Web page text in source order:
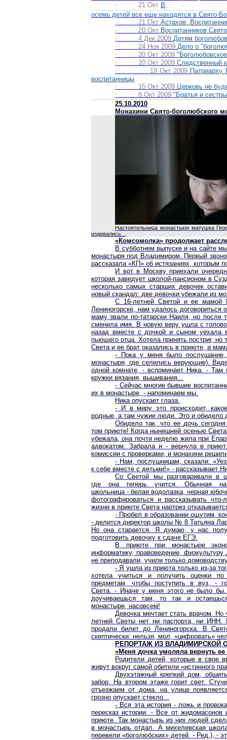
·
21Окт В
осемь детей все еще находятся в Свято-
·
21 Окт Астахов:
·
20 Окт Воспитанников
·
4 Дек 2009 Детям
·
24 Ноя 2009 Дело о
·
20 Окт 2009
·
20 Окт 2009 Следственный
·
19 Окт 2009 Патриарху
воспитанницы
·
15 Окт 2009 Церковь не
·
8 Окт 2009 "Братья и
25.10.2010
Монахини Свято-боголюбского
Настоятельница монастыря матушка
издевались...
«Комсомолка» продолжает
В субботнем выпуске и на сайте
монастыря под Владимиром. Первый
рассказала «КП» об истязаниях, которым
И вот в Москву приехали
которая заведует школой-пансионом в
несколько самых старших девочек
новый скандал: две девочки убежали из
С 16-летней Светой и ее мамой
Лениногорске, нам удалось
маму звали по-татарски Наиля, но после
сменила имя. В новую веру ушла с
назад вместе с дочкой и сыном уехала
пьющего отца. Хотела принять постриг, но
Света и ее брат оказались в приюте, а
- Пока у меня было послушание,
монастыря, где селились верующие).
одной комнате, - вспоминает Ника. -
кружки вязания, вышивания...
- Сейчас многие бывшие
их в монастыре, - напоминаем мы.
Ника опускает глаза.
- И в миру это происходит,
родные, а там чужие люди. Это и обидело
Обидело так, что ее дочь
том приюте! Когда нынешней осенью
убежала, она почти неделю жила при
адвокатом. Забрала и - вернула в
комиссии с проверками, и монахини
- Нам, послушницам, сказали:
к себе вместе с детьми!» - рассказывает
Со Светой мы разговаривали в
где она теперь учится. Обычная
школьница - белая водолазка, черная
фотографироваться и рассказывать что-
жизни в приюте Света наотрез
- Пробел в образовании ощутим,
- делится директор школы № 8 Татьяна
Но она старается. Я думаю, у нас
подготовить девочку к сдаче ЕГЭ.
В приюте при монастыре
информатику, правоведение, физкультуру
не преподавали, учили только
- Я ушла из приюта только из-за
хотела учиться и получить оценки
предметам, чтобы поступить в вуз, -
Света. - Иначе у меня этого не было
доучиваешься там, то так и
монастыре, насовсем!
Девочка мечтает стать врачом.
летней Светы нет ни паспорта, ни ИНН.
продали билет до Лениногорска. В
скептически: нельзя, мол, «цифровать»
РЕПОРТАЖ ИЗ ВЛАДИМИРСКОЙ
«Меня дочка умоляла вернуть
Родители детей, которые в свое
живут вокруг самой обители «истинного
Двухэтажный крепкий дом,
забор. На втором этаже горит свет.
отъезжаем от дома, на улице
грозно опускает стекло...
- Вся эта история - ложь и
пересказ истории. - Все от
приюте. Так монастырь из них людей
в монастырь отдал. А михелевская
перевели «боголюбских» детей. - Ред.), -